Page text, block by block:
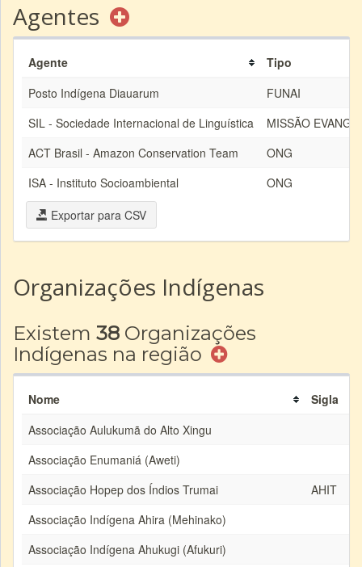
Agentes
Agente
Tipo
Posto Indígena Diauarum
FUNAI
SIL - Sociedade Internacional de Linguística
MISSÃO
ACT Brasil - Amazon Conservation Team
ONG
ISA - Instituto Socioambiental
ONG
Exportar para CSV
Organizações Indígenas
Existem 38 Organizações
Indígenas na região
Nome
Sigla
Associação Aulukumã do Alto Xingu
Associação Enumaniá (Aweti)
Associação Hopep dos Índios Trumai
AHIT
Associação Indígena Ahira (Mehinako)
Associação Indígena Ahukugi (Afukuri)